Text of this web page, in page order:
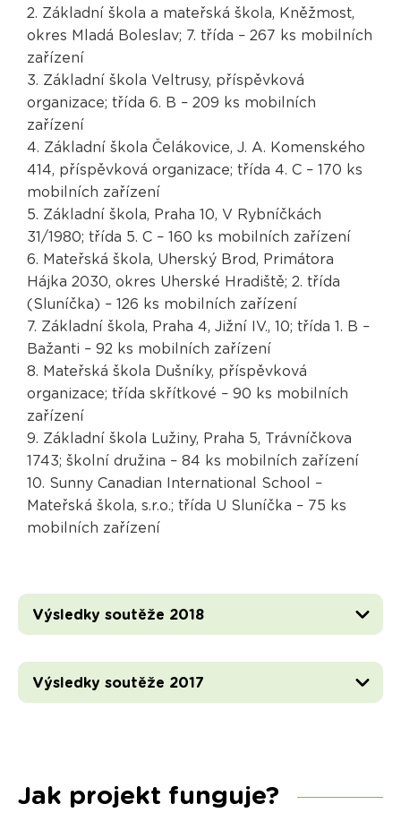
2. Základní škola a mateřská škola, Kněžmost,
okres Mladá Boleslav; 7. třída – 267 ks mobilních
zařízení
3. Základní škola Veltrusy, příspěvková
organizace; třída 6. B – 209 ks mobilních
zařízení
4. Základní škola Čelákovice, J. A. Komenského
414, příspěvková organizace; třída 4. C – 170 ks
mobilních zařízení
5. Základní škola, Praha 10, V Rybníčkách
31/1980; třída 5. C – 160 ks mobilních zařízení
6. Mateřská škola, Uherský Brod, Primátora
Hájka 2030, okres Uherské Hradiště; 2. třída
(Sluníčka) – 126 ks mobilních zařízení
7. Základní škola, Praha 4, Jižní IV., 10; třída 1. B –
Bažanti – 92 ks mobilních zařízení
8. Mateřská škola Dušníky, příspěvková
organizace; třída skřítkové – 90 ks mobilních
zařízení
9. Základní škola Lužiny, Praha 5, Trávníčkova
1743; školní družina – 84 ks mobilních zařízení
10. Sunny Canadian International School –
Mateřská škola, s.r.o.; třída U Sluníčka – 75 ks
mobilních zařízení
Výsledky soutěže 2018
Výsledky soutěže 2017
Jak projekt funguje?